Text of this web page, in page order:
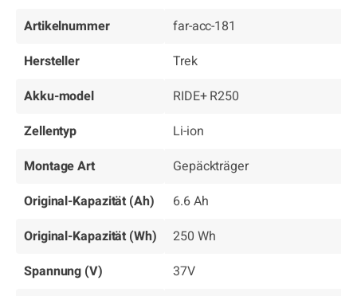
Artikelnummer
far-acc-181
Hersteller
Trek
Akku-model
RIDE+ R250
Zellentyp
Li-ion
Montage Art
Gepäckträger
Original-Kapazität (Ah)
6.6 Ah
Original-Kapazität (Wh)
250 Wh
Spannung (V)
37V